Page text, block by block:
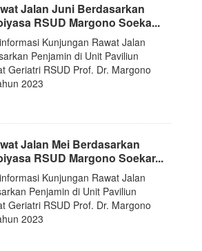
Jalan Juni Berdasarkan
RSUD Margono Soeka...
Kunjungan Rawat Jalan
Penjamin di Unit Paviliun
Geriatri RSUD Prof. Dr. Margono
2023
Jalan Mei Berdasarkan
RSUD Margono Soekar...
Kunjungan Rawat Jalan
Penjamin di Unit Paviliun
Geriatri RSUD Prof. Dr. Margono
2023